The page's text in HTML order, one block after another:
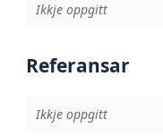
Ikkje oppgitt
Referansar
Ikkje oppgitt